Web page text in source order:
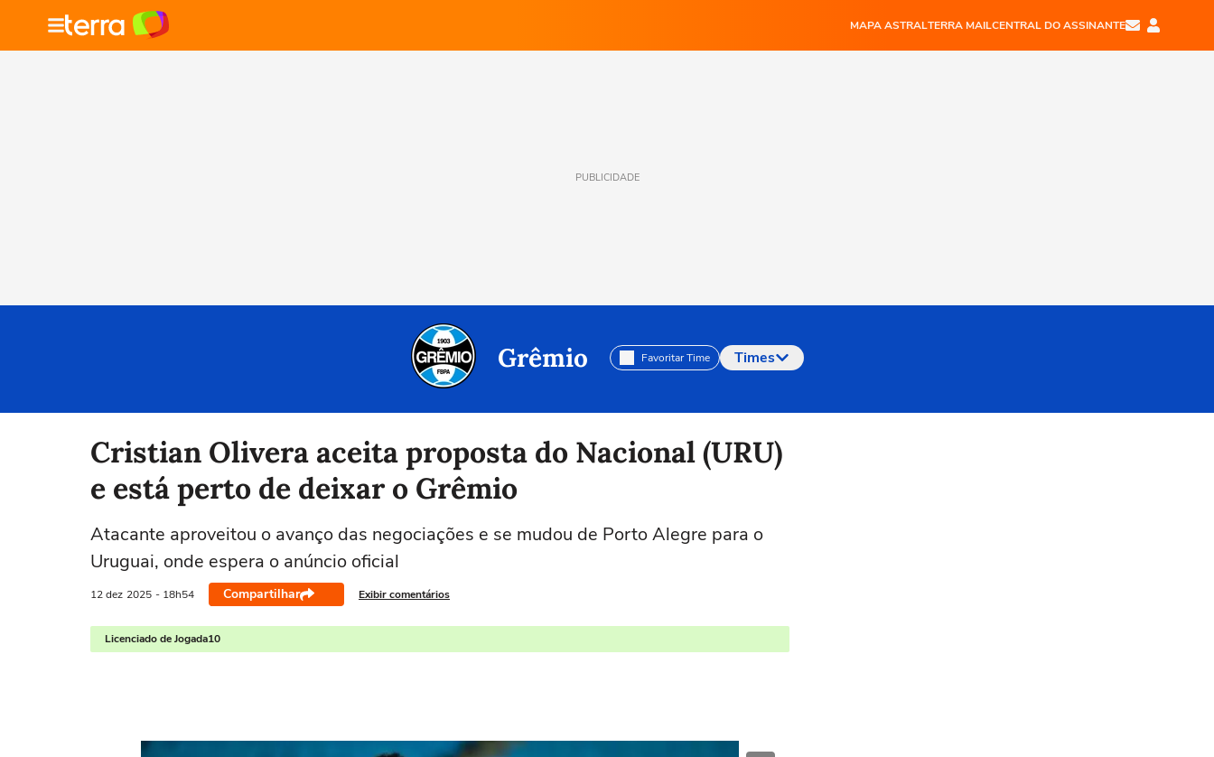
MAPA ASTRALTERRA MAILCENTRAL DO ASSINANTE
PUBLICIDADE
Grêmio Favoritar Time Times
Selecione o time para ver as notícias
Cristian Olivera aceita proposta do Nacional (URU)
e está perto de deixar o Grêmio
Atacante aproveitou o avanço das negociações e se mudou de Porto Alegre para o
Uruguai, onde espera o anúncio oficial
12 dez 2025 - 18h54 Compartilhar Exibir comentários
Licenciado de Jogada10